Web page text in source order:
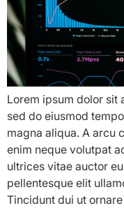
Lorem ipsum dolor sit
sed do eiusmod
magna aliqua. A arcu
enim neque volutpat
ultrices vitae auctor
pellentesque elit
Tincidunt dui ut